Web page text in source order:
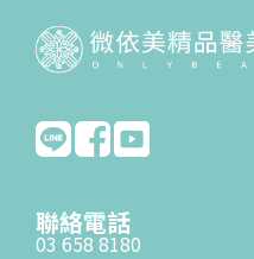
聯絡電話
03 658 8180